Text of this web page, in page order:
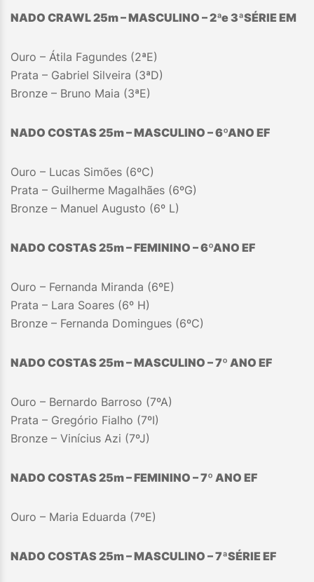
NADO CRAWL 25m – MASCULINO – 2ªe 3ªSÉRIE EM
Ouro – Átila Fagundes (2ªE)
Prata – Gabriel Silveira (3ªD)
Bronze – Bruno Maia (3ªE)
NADO COSTAS 25m – MASCULINO – 6ºANO EF
Ouro – Lucas Simões (6ºC)
Prata – Guilherme Magalhães (6ºG)
Bronze – Manuel Augusto (6º L)
NADO COSTAS 25m – FEMININO – 6ºANO EF
Ouro – Fernanda Miranda (6ºE)
Prata – Lara Soares (6º H)
Bronze – Fernanda Domingues (6ºC)
NADO COSTAS 25m – MASCULINO – 7º ANO EF
Ouro – Bernardo Barroso (7ºA)
Prata – Gregório Fialho (7ºI)
Bronze – Vinícius Azi (7ºJ)
NADO COSTAS 25m – FEMININO – 7º ANO EF
Ouro – Maria Eduarda (7ºE)
NADO COSTAS 25m – MASCULINO – 7ªSÉRIE EF